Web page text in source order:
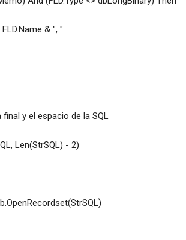
& ", "
y el espacio de la SQL
Len(StrSQL) - 2)